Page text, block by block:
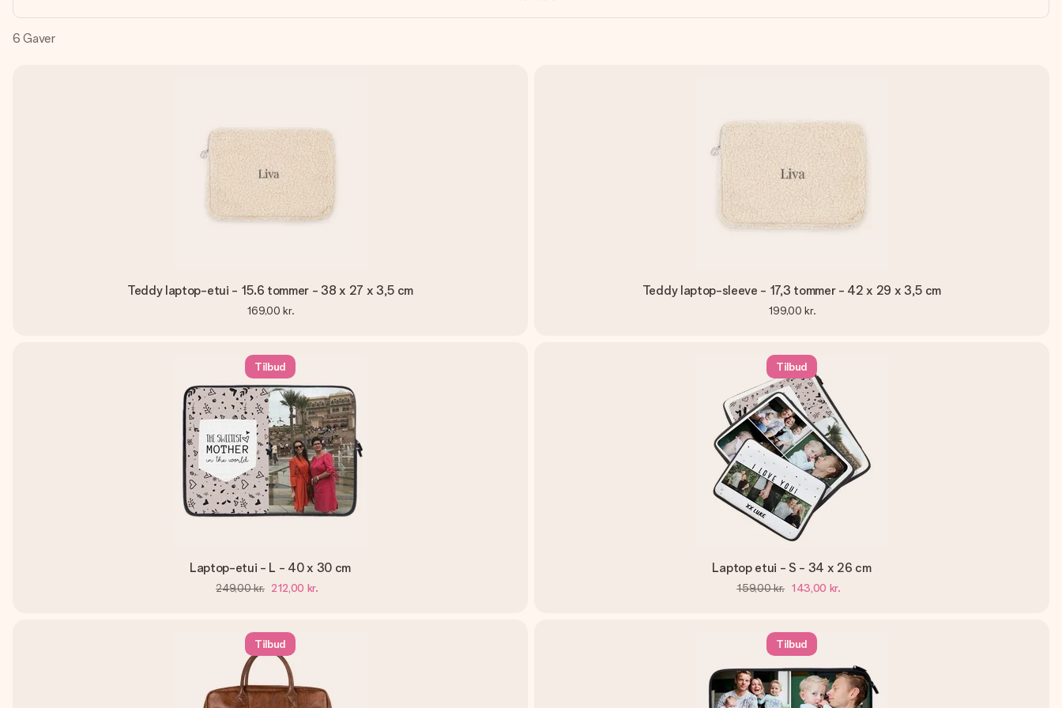
6 Gaver
Teddy laptop-etui - 15.6 tommer - 38 x 27 x 3,5 cm
169,00 kr.
Teddy laptop-sleeve - 17,3 tommer - 42 x 29 x 3,5 cm
199,00 kr.
Tilbud
Laptop-etui - L - 40 x 30 cm
249,00 kr. 212,00 kr.
Tilbud
Laptop etui - S - 34 x 26 cm
159,00 kr. 143,00 kr.
Tilbud Tilbud